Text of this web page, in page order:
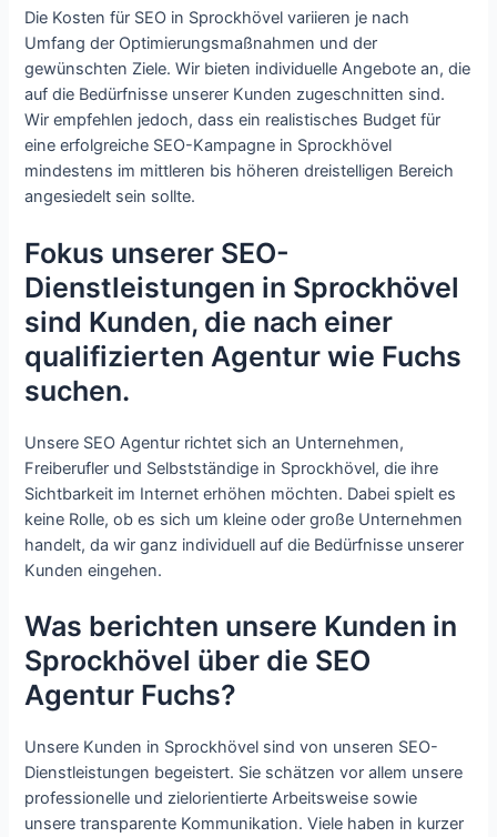
Die Kosten für SEO in Sprockhövel variieren je nach
Umfang der Optimierungsmaßnahmen und der
gewünschten Ziele. Wir bieten individuelle Angebote an, die
auf die Bedürfnisse unserer Kunden zugeschnitten sind.
Wir empfehlen jedoch, dass ein realistisches Budget für
eine erfolgreiche SEO-Kampagne in Sprockhövel
mindestens im mittleren bis höheren dreistelligen Bereich
angesiedelt sein sollte.
Fokus unserer SEO-
Dienstleistungen in Sprockhövel
sind Kunden, die nach einer
qualifizierten Agentur wie Fuchs
suchen.
Unsere SEO Agentur richtet sich an Unternehmen,
Freiberufler und Selbstständige in Sprockhövel, die ihre
Sichtbarkeit im Internet erhöhen möchten. Dabei spielt es
keine Rolle, ob es sich um kleine oder große Unternehmen
handelt, da wir ganz individuell auf die Bedürfnisse unserer
Kunden eingehen.
Was berichten unsere Kunden in
Sprockhövel über die SEO
Agentur Fuchs?
Unsere Kunden in Sprockhövel sind von unseren SEO-
Dienstleistungen begeistert. Sie schätzen vor allem unsere
professionelle und zielorientierte Arbeitsweise sowie
unsere transparente Kommunikation. Viele haben in kurzer